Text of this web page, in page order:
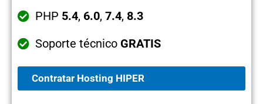
PHP 5.4, 6.0, 7.4, 8.3
Soporte técnico GRATIS
Contratar Hosting HIPER